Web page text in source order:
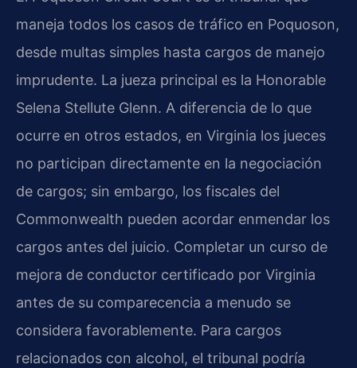
maneja todos los casos de tráfico en Poquoson,
desde multas simples hasta cargos de manejo
imprudente. La jueza principal es la Honorable
Selena Stellute Glenn. A diferencia de lo que
ocurre en otros estados, en Virginia los jueces
no participan directamente en la negociación
de cargos; sin embargo, los fiscales del
Commonwealth pueden acordar enmendar los
cargos antes del juicio. Completar un curso de
mejora de conductor certificado por Virginia
antes de su comparecencia a menudo se
considera favorablemente. Para cargos
relacionados con alcohol, el tribunal podría